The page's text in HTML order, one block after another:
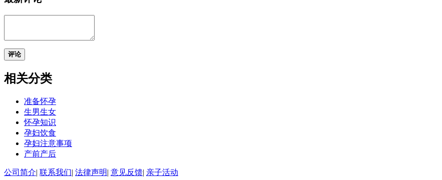
评论
相关分类
准备怀孕
生男生女
怀孕知识
孕妇饮食
孕妇注意事项
产前产后
公司简介| 联系我们| 法律声明| 意见反馈| 亲子活动